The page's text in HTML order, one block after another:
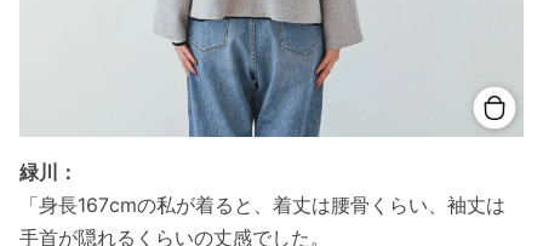
緑川：
「身長167cmの私が着ると、着丈は腰骨くらい、袖丈は
手首が隠れるくらいの丈感でした。